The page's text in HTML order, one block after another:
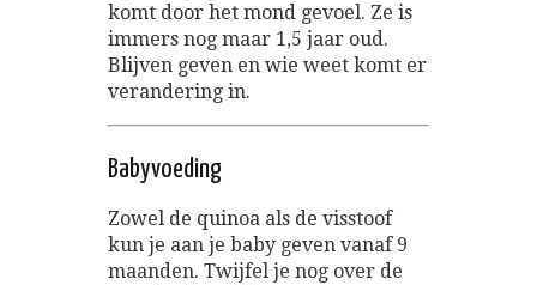
komt door het mond gevoel. Ze is
immers nog maar 1,5 jaar oud.
Blijven geven en wie weet komt er
verandering in.
Babyvoeding
Zowel de quinoa als de visstoof
kun je aan je baby geven vanaf 9
maanden. Twijfel je nog over de